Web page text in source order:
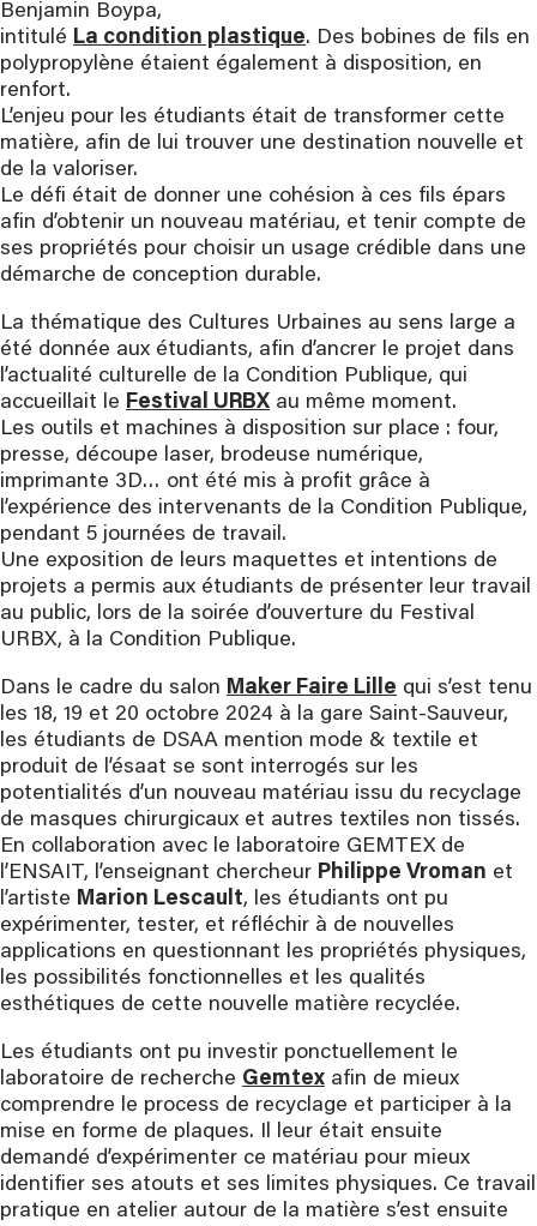
Benjamin Boypa,
intitulé La condition plastique. Des bobines de fils en
polypropylène étaient également à disposition, en
renfort.
L’enjeu pour les étudiants était de transformer cette
matière, afin de lui trouver une destination nouvelle et
de la valoriser.
Le défi était de donner une cohésion à ces fils épars
afin d’obtenir un nouveau matériau, et tenir compte de
ses propriétés pour choisir un usage crédible dans une
démarche de conception durable.
La thématique des Cultures Urbaines au sens large a
été donnée aux étudiants, afin d’ancrer le projet dans
l’actualité culturelle de la Condition Publique, qui
accueillait le Festival URBX au même moment.
Les outils et machines à disposition sur place : four,
presse, découpe laser, brodeuse numérique,
imprimante 3D… ont été mis à profit grâce à
l’expérience des intervenants de la Condition Publique,
pendant 5 journées de travail.
Une exposition de leurs maquettes et intentions de
projets a permis aux étudiants de présenter leur travail
au public, lors de la soirée d’ouverture du Festival
URBX, à la Condition Publique.
Dans le cadre du salon Maker Faire Lille qui s’est tenu
les 18, 19 et 20 octobre 2024 à la gare Saint-Sauveur,
les étudiants de DSAA mention mode & textile et
produit de l’ésaat se sont interrogés sur les
potentialités d’un nouveau matériau issu du recyclage
de masques chirurgicaux et autres textiles non tissés.
En collaboration avec le laboratoire GEMTEX de
l’ENSAIT, l’enseignant chercheur Philippe Vroman et
l’artiste Marion Lescault, les étudiants ont pu
expérimenter, tester, et réfléchir à de nouvelles
applications en questionnant les propriétés physiques,
les possibilités fonctionnelles et les qualités
esthétiques de cette nouvelle matière recyclée.
Les étudiants ont pu investir ponctuellement le
laboratoire de recherche Gemtex afin de mieux
comprendre le process de recyclage et participer à la
mise en forme de plaques. Il leur était ensuite
demandé d’expérimenter ce matériau pour mieux
identifier ses atouts et ses limites physiques. Ce travail
pratique en atelier autour de la matière s’est ensuite